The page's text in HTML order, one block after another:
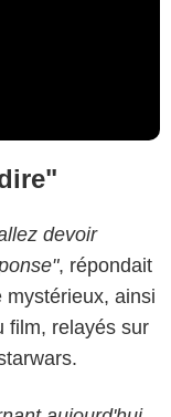
devoir
, répondait
ainsi
film, relayés sur